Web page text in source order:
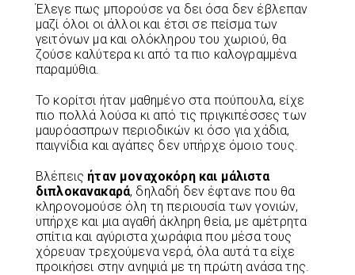
Έλεγε πως μπορούσε να δει όσα δεν έβλεπαν
μαζί όλοι οι άλλοι και έτσι σε πείσμα των
γειτόνων μα και ολόκληρου του χωριού, θα
ζούσε καλύτερα κι από τα πιο καλογραμμένα
παραμύθια.
Το κορίτσι ήταν μαθημένο στα πούπουλα, είχε
πιο πολλά λούσα κι από τις πριγκιπέσσες των
μαυρόασπρων περιοδικών κι όσο για χάδια,
παιγνίδια και αγάπες δεν υπήρχε όμοιο τους.
Βλέπεις ήταν μοναχοκόρη και μάλιστα
διπλοκανακαρά, δηλαδή δεν έφτανε που θα
κληρονομούσε όλη τη περιουσία των γονιών,
υπήρχε και μια αγαθή άκληρη θεία, με αμέτρητα
σπίτια και αγύριστα χωράφια που μέσα τους
χόρευαν τρεχούμενα νερά, όλα αυτά τα είχε
προικήσει στην ανηψιά με τη πρώτη ανάσα της.